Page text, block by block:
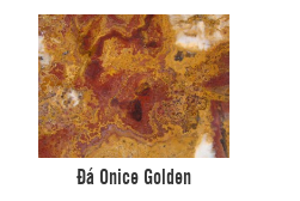
Đá Onice Golden